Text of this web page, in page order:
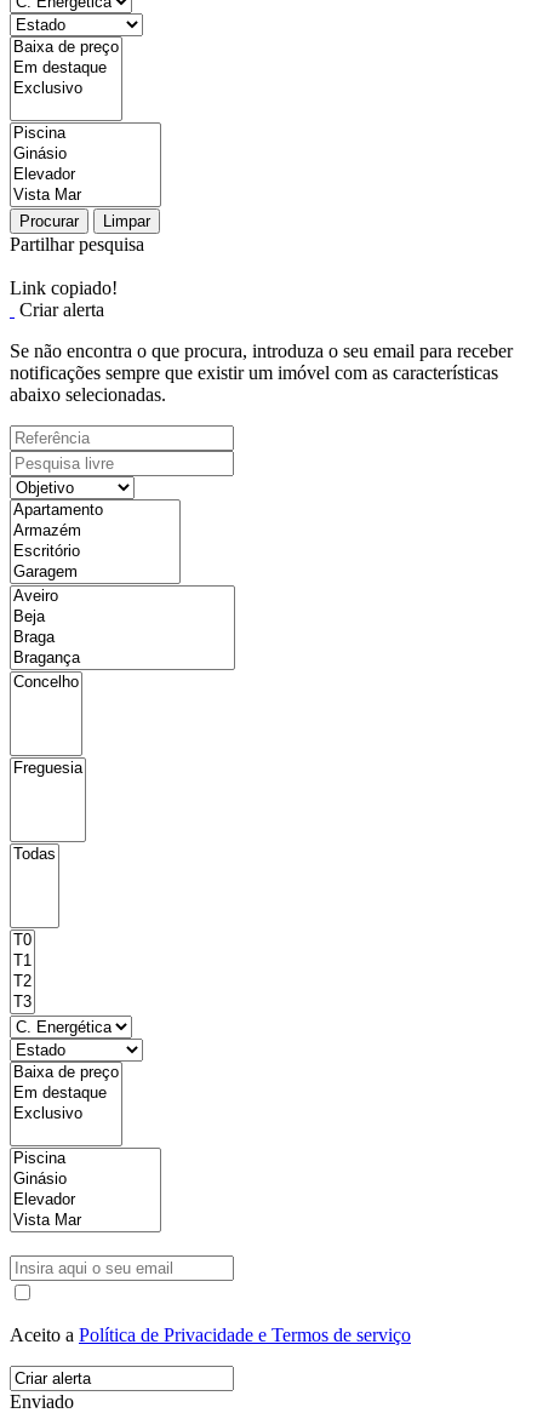
Procurar Limpar
Partilhar pesquisa
Link copiado!
Criar alerta
Se não encontra o que procura, introduza o seu email para receber
notificações sempre que existir um imóvel com as características
abaixo selecionadas.
Aceito a Política de Privacidade e Termos de serviço
Enviado